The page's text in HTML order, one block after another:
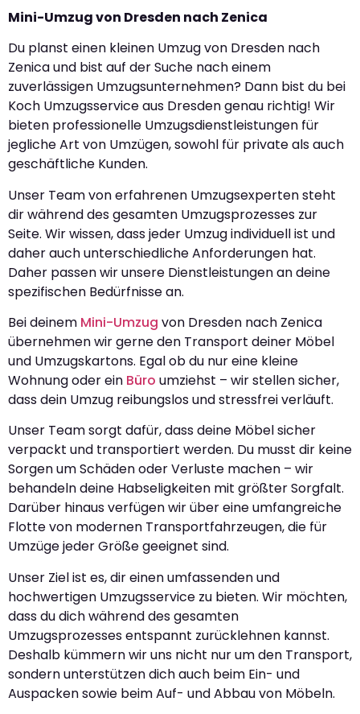
Mini-Umzug von Dresden nach Zenica
Du planst einen kleinen Umzug von Dresden nach
Zenica und bist auf der Suche nach einem
zuverlässigen Umzugsunternehmen? Dann bist du bei
Koch Umzugsservice aus Dresden genau richtig! Wir
bieten professionelle Umzugsdienstleistungen für
jegliche Art von Umzügen, sowohl für private als auch
geschäftliche Kunden.
Unser Team von erfahrenen Umzugsexperten steht
dir während des gesamten Umzugsprozesses zur
Seite. Wir wissen, dass jeder Umzug individuell ist und
daher auch unterschiedliche Anforderungen hat.
Daher passen wir unsere Dienstleistungen an deine
spezifischen Bedürfnisse an.
Bei deinem Mini-Umzug von Dresden nach Zenica
übernehmen wir gerne den Transport deiner Möbel
und Umzugskartons. Egal ob du nur eine kleine
Wohnung oder ein Büro umziehst – wir stellen sicher,
dass dein Umzug reibungslos und stressfrei verläuft.
Unser Team sorgt dafür, dass deine Möbel sicher
verpackt und transportiert werden. Du musst dir keine
Sorgen um Schäden oder Verluste machen – wir
behandeln deine Habseligkeiten mit größter Sorgfalt.
Darüber hinaus verfügen wir über eine umfangreiche
Flotte von modernen Transportfahrzeugen, die für
Umzüge jeder Größe geeignet sind.
Unser Ziel ist es, dir einen umfassenden und
hochwertigen Umzugsservice zu bieten. Wir möchten,
dass du dich während des gesamten
Umzugsprozesses entspannt zurücklehnen kannst.
Deshalb kümmern wir uns nicht nur um den Transport,
sondern unterstützen dich auch beim Ein- und
Auspacken sowie beim Auf- und Abbau von Möbeln.